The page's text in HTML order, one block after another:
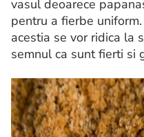
vasul deoarece
pentru a fierbe
acestia se vor ridica la
semnul ca sunt fierti si